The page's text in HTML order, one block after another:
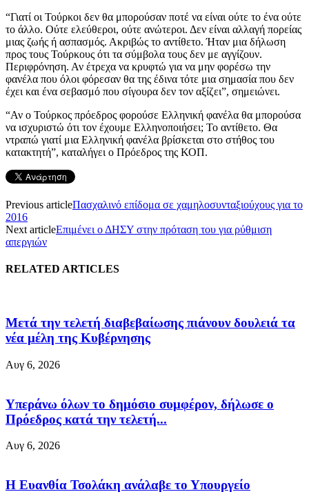
“Γιατί οι Τούρκοι δεν θα μπορούσαν ποτέ να είναι ούτε το ένα ούτε
το άλλο. Ούτε ελεύθεροι, ούτε ανώτεροι. Δεν είναι αλλαγή πορείας
μιας ζωής ή ασπασμός. Ακριβώς το αντίθετο. Ήταν μια δήλωση
προς τους Τούρκους ότι τα σύμβολα τους δεν με αγγίζουν.
Περιφρόνηση. Αν έτρεχα να κρυφτώ για να μην φορέσω την
φανέλα που όλοι φόρεσαν θα της έδινα τότε μια σημασία που δεν
έχει και ένα σεβασμό που σίγουρα δεν τον αξίζει”, σημειώνει.
“Αν ο Τούρκος πρόεδρος φορούσε Ελληνική φανέλα θα μπορούσα
να ισχυριστώ ότι τον έχουμε Ελληνοποιήσει; Το αντίθετο. Θα
ντραπώ γιατί μια Ελληνική φανέλα βρίσκεται στο στήθος του
κατακτητή”, καταλήγει ο Πρόεδρος της ΚΟΠ.
Previous articleΠασχαλινό επίδομα σε χαμηλοσυνταξιούχους για το
2016
Next articleΕπιμένει ο ΔΗΣΥ στην πρόταση του για ρύθμιση
απεργιών
RELATED ARTICLES
Μετά την τελετή διαβεβαίωσης πιάνουν δουλειά τα
νέα μέλη της Κυβέρνησης
Αυγ 6, 2026
Υπεράνω όλων το δημόσιο συμφέρον, δήλωσε ο
Πρόεδρος κατά την τελετή...
Αυγ 6, 2026
Η Ευανθία Τσολάκη ανάλαβε το Υπουργείο